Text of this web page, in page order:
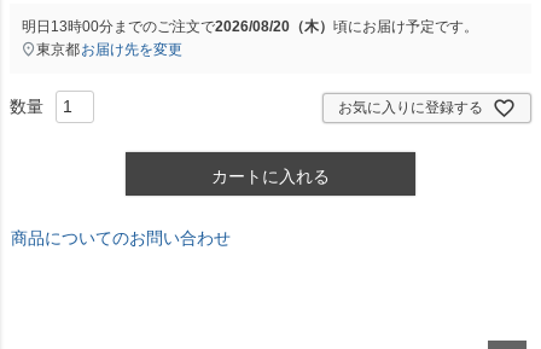
明日 13時00分までのご注文で2026/08/20（木） 頃にお届け予定です。
東京都お届け先を変更
お気に入りに登録する
カートに入れる
商品についてのお問い合わせ